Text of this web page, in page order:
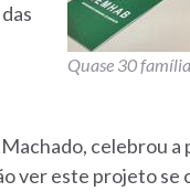
Quase 30
celebrou a
ver este projeto se